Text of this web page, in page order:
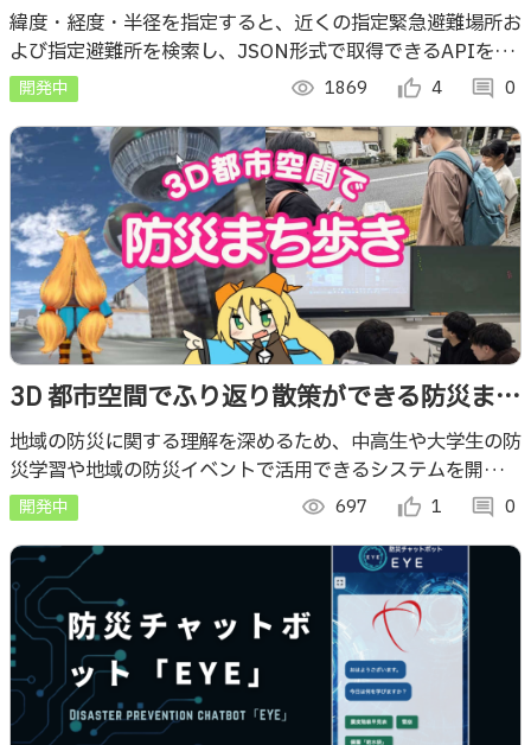
（API）
緯度・経度・半径を指定すると、近くの指定緊急避難場所お
よび指定避難所を検索し、JSON形式で取得できるAPIを開
発しました。（旧：指定緊急避難場所がすぐわかるAPI を
リニューアルしました。）
開発中 visibility 1869 thumb_up_alt 4 comment 0
3D 都市空間でふり返り散策ができる防災まち
歩きワークショップ支援システム
地域の防災に関する理解を深めるため、中高生や大学生の防
災学習や地域の防災イベントで活用できるシステムを開発し
ました。スマホでまちの写真と災害情報を集め、3D都市空
間でふり返りながら話し合いができます。
開発中 visibility 697 thumb_up_alt 1 comment 0